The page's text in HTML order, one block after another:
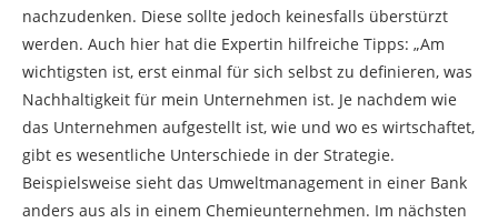
nachzudenken. Diese sollte jedoch keinesfalls überstürzt
werden. Auch hier hat die Expertin hilfreiche Tipps: „Am
wichtigsten ist, erst einmal für sich selbst zu definieren, was
Nachhaltigkeit für mein Unternehmen ist. Je nachdem wie
das Unternehmen aufgestellt ist, wie und wo es wirtschaftet,
gibt es wesentliche Unterschiede in der Strategie.
Beispielsweise sieht das Umweltmanagement in einer Bank
anders aus als in einem Chemieunternehmen. Im nächsten